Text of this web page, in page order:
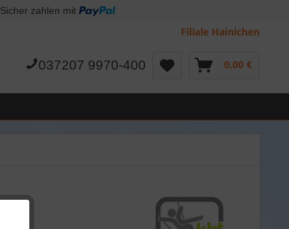
Sicher zahlen mit
Filiale Hainichen
037207 9970-400 0,00 €